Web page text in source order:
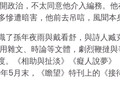
政治，不太同意他介入編務。
遭暗害，他前去吊唁，風聞本
孫年夜雨與戴看舒，與詩人
文、時論等文體，劇烈鞭撻
。《相助與扯淡》《癡人說夢
5月末，《瞻望》特刊上的《接